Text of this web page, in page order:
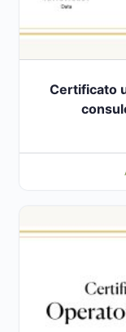
Certificato